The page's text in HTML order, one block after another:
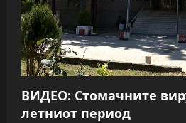
ВИДЕО: Стомачните
летниот период